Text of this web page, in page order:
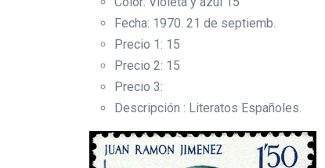
Fecha: 1970. 21 de septiemb.
Precio 1: 15
Precio 2: 15
Precio 3:
Descripción : Literatos Españoles.